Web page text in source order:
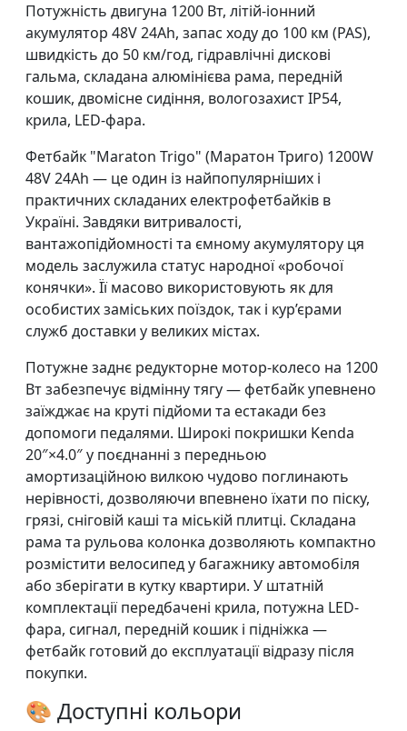
Потужність двигуна 1200 Вт, літій-іонний
акумулятор 48V 24Ah, запас ходу до 100 км (PAS),
швидкість до 50 км/год, гідравлічні дискові
гальма, складана алюмінієва рама, передній
кошик, двомісне сидіння, вологозахист IP54,
крила, LED-фара.
Фетбайк "Maraton Trigo" (Маратон Триго) 1200W
48V 24Ah — це один із найпопулярніших і
практичних складаних електрофетбайків в
Україні. Завдяки витривалості,
вантажопідйомності та ємному акумулятору ця
модель заслужила статус народної «робочої
конячки». Її масово використовують як для
особистих заміських поїздок, так і кур’єрами
служб доставки у великих містах.
Потужне заднє редукторне мотор-колесо на 1200
Вт забезпечує відмінну тягу — фетбайк упевнено
заїжджає на круті підйоми та естакади без
допомоги педалями. Широкі покришки Kenda
20″×4.0″ у поєднанні з передньою
амортизаційною вилкою чудово поглинають
нерівності, дозволяючи впевнено їхати по піску,
грязі, сніговій каші та міській плитці. Складана
рама та рульова колонка дозволяють компактно
розмістити велосипед у багажнику автомобіля
або зберігати в кутку квартири. У штатній
комплектації передбачені крила, потужна LED-
фара, сигнал, передній кошик і підніжка —
фетбайк готовий до експлуатації відразу після
покупки.
🎨 Доступні кольори